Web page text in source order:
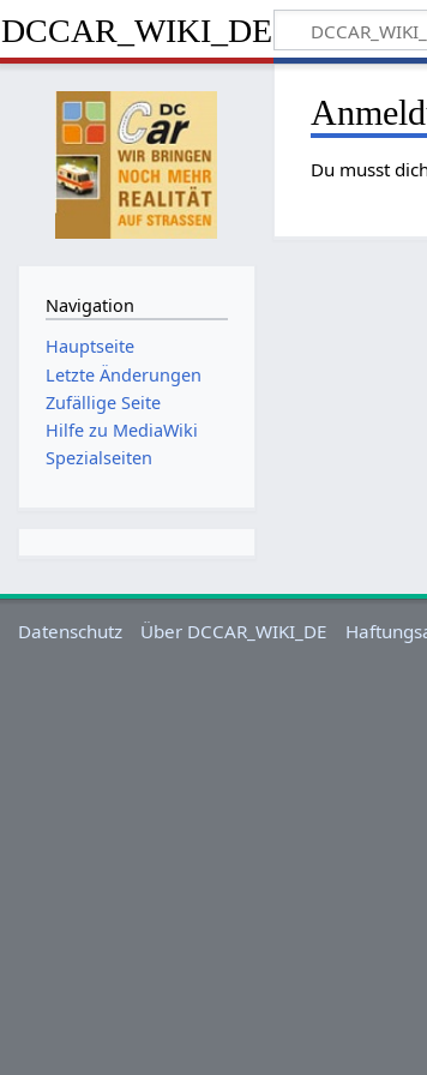
DCCAR_WIKI_DE
Du musst
Navigation
Hauptseite
Letzte Änderungen
Zufällige Seite
Hilfe zu MediaWiki
Spezialseiten
Datenschutz Über DCCAR_WIKI_DE